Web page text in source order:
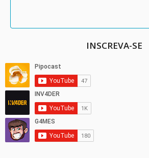
INSCREVA-SE